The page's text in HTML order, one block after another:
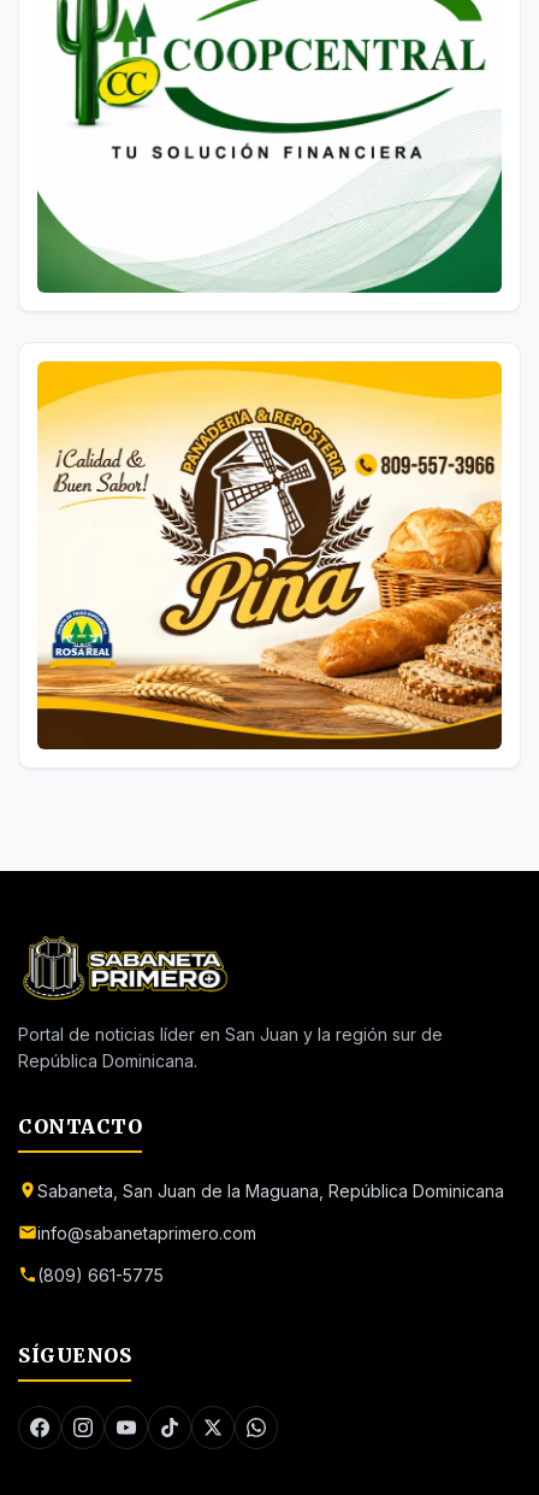
Portal de noticias líder en San Juan y la región sur de
República Dominicana.
CONTACTO
Sabaneta, San Juan de la Maguana, República Dominicana
info@sabanetaprimero.com
(809) 661-5775
SÍGUENOS